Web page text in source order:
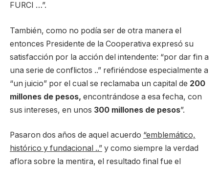
FURCI …”.
También, como no podía ser de otra manera el
entonces Presidente de la Cooperativa expresó su
satisfacción por la acción del intendente: “por dar fin a
una serie de conflictos ..” refiriéndose especialmente a
“un juicio” por el cual se reclamaba un capital de 200
millones de pesos, encontrándose a esa fecha, con
sus intereses, en unos 300 millones de pesos”.
Pasaron dos años de aquel acuerdo “emblemático,
histórico y fundacional ..” y como siempre la verdad
aflora sobre la mentira, el resultado final fue el